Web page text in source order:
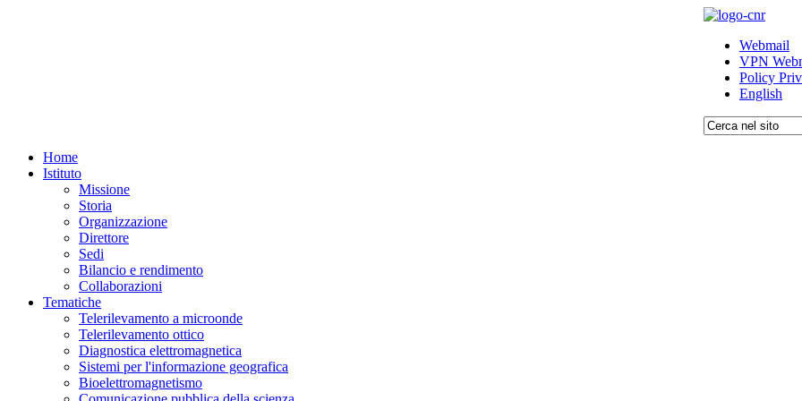
Webmail
VPN
Policy
English
Home
Istituto
Missione
Storia
Organizzazione
Direttore
Sedi
Bilancio e rendimento
Collaborazioni
Tematiche
Telerilevamento a microonde
Telerilevamento ottico
Diagnostica elettromagnetica
Sistemi per l'informazione geografica
Bioelettromagnetismo